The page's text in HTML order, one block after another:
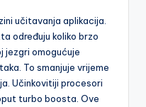
učitavanja aplikacija.
određuju koliko brzo
jezgri omogućuje
To smanjuje vrijeme
Učinkovitiji procesori
turbo boosta. Ove